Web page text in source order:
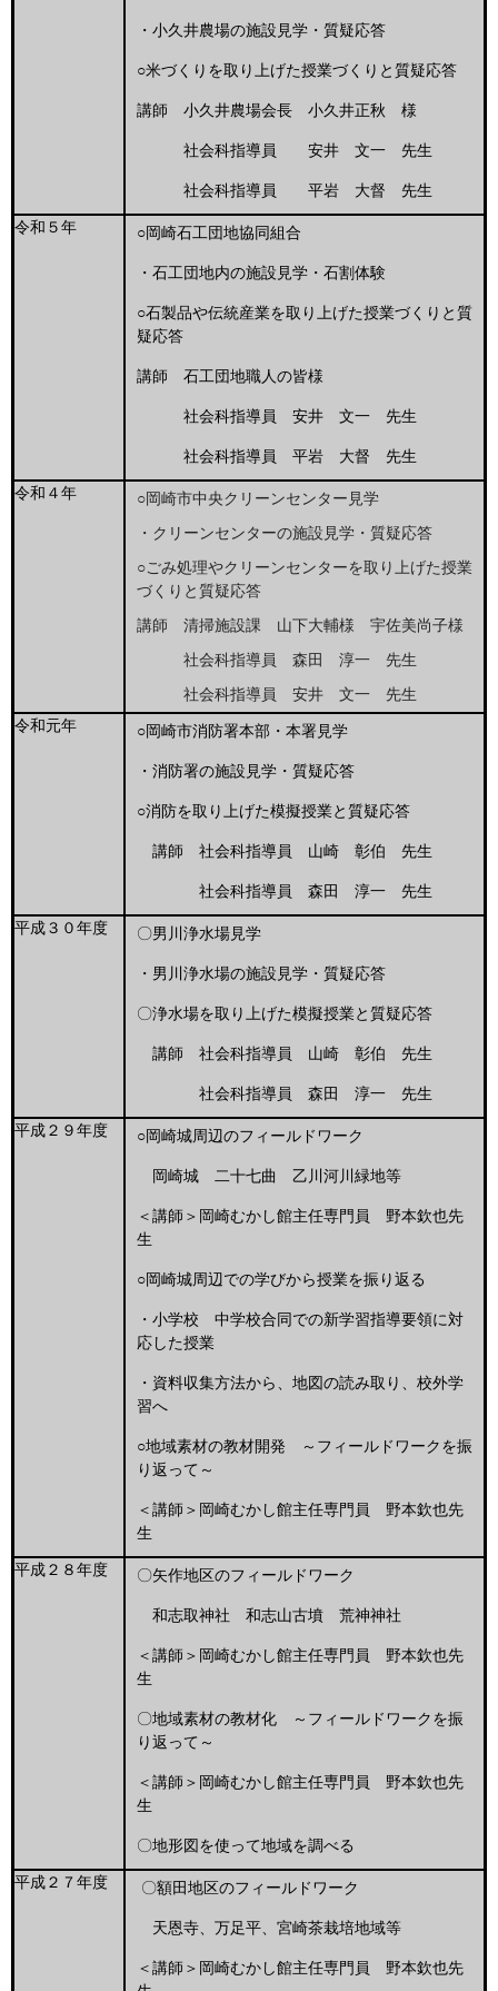
・小久井農場の施設見学・質疑応答
○米づくりを取り上げた授業づくりと質疑応答
講師 小久井農場会長 小久井正秋 様
社会科指導員 安井 文一 先生
社会科指導員 平岩 大督 先生
令和５年 ○岡崎石工団地協同組合
・石工団地内の施設見学・石割体験
○石製品や伝統産業を取り上げた授業づくりと質
疑応答
講師 石工団地職人の皆様
社会科指導員 安井 文一 先生
社会科指導員 平岩 大督 先生
令和４年
○岡崎市中央クリーンセンター見学
・クリーンセンターの施設見学・質疑応答
○ごみ処理やクリーンセンターを取り上げた授業
づくりと質疑応答
講師 清掃施設課 山下大輔様 宇佐美尚子様
社会科指導員 森田 淳一 先生
社会科指導員 安井 文一 先生
令和元年
○岡崎市消防署本部・本署見学
・消防署の施設見学・質疑応答
○消防を取り上げた模擬授業と質疑応答
講師 社会科指導員 山崎 彰伯 先生
社会科指導員 森田 淳一 先生
平成３０年度 〇男川浄水場見学
・男川浄水場の施設見学・質疑応答
〇浄水場を取り上げた模擬授業と質疑応答
講師 社会科指導員 山崎 彰伯 先生
社会科指導員 森田 淳一 先生
平成２９年度 ○岡崎城周辺のフィールドワーク
岡崎城 二十七曲 乙川河川緑地等
＜講師＞岡崎むかし館主任専門員 野本欽也先
生
○岡崎城周辺での学びから授業を振り返る
・小学校 中学校合同での新学習指導要領に対
応した授業
・資料収集方法から、地図の読み取り、校外学
習へ
○地域素材の教材開発 ～フィールドワークを振
り返って～
＜講師＞岡崎むかし館主任専門員 野本欽也先
生
平成２８年度 〇矢作地区のフィールドワーク
和志取神社 和志山古墳 荒神神社
＜講師＞岡崎むかし館主任専門員 野本欽也先
生
〇地域素材の教材化 ～フィールドワークを振
り返って～
＜講師＞岡崎むかし館主任専門員 野本欽也先
生
〇地形図を使って地域を調べる
平成２７年度 〇額田地区のフィールドワーク
天恩寺、万足平、宮崎茶栽培地域等
＜講師＞岡崎むかし館主任専門員 野本欽也先